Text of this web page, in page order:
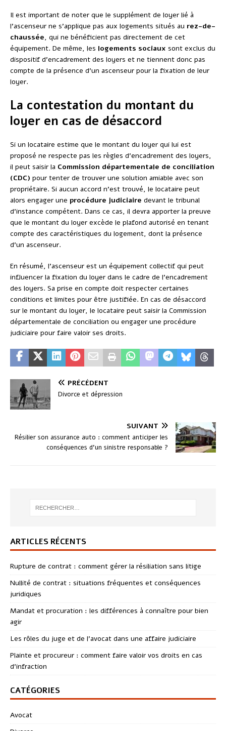
Il est important de noter que le supplément de loyer lié à
l’ascenseur ne s’applique pas aux logements situés au rez-de-
chaussée, qui ne bénéficient pas directement de cet
équipement. De même, les logements sociaux sont exclus du
dispositif d’encadrement des loyers et ne tiennent donc pas
compte de la présence d’un ascenseur pour la fixation de leur
loyer.
La contestation du montant du
loyer en cas de désaccord
Si un locataire estime que le montant du loyer qui lui est
proposé ne respecte pas les règles d’encadrement des loyers,
il peut saisir la Commission départementale de conciliation
(CDC) pour tenter de trouver une solution amiable avec son
propriétaire. Si aucun accord n’est trouvé, le locataire peut
alors engager une procédure judiciaire devant le tribunal
d’instance compétent. Dans ce cas, il devra apporter la preuve
que le montant du loyer excède le plafond autorisé en tenant
compte des caractéristiques du logement, dont la présence
d’un ascenseur.
En résumé, l’ascenseur est un équipement collectif qui peut
influencer la fixation du loyer dans le cadre de l’encadrement
des loyers. Sa prise en compte doit respecter certaines
conditions et limites pour être justifiée. En cas de désaccord
sur le montant du loyer, le locataire peut saisir la Commission
départementale de conciliation ou engager une procédure
judiciaire pour faire valoir ses droits.
PRÉCÉDENT
Divorce et dépression
SUIVANT
Résilier son assurance auto : comment anticiper les
conséquences d’un sinistre responsable ?
ARTICLES RÉCENTS
Rupture de contrat : comment gérer la résiliation sans litige
Nullité de contrat : situations fréquentes et conséquences
juridiques
Mandat et procuration : les différences à connaître pour bien
agir
Les rôles du juge et de l’avocat dans une affaire judiciaire
Plainte et procureur : comment faire valoir vos droits en cas
d’infraction
CATÉGORIES
Avocat